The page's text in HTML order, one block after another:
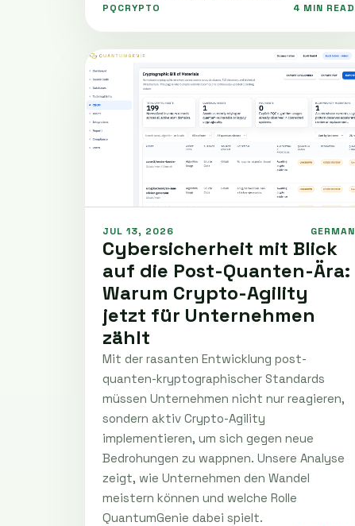
PQCRYPTO 4 MIN READ
JUL 13, 2026 GERMAN
Cybersicherheit mit Blick
auf die Post-Quanten-Ära:
Warum Crypto-Agility
jetzt für Unternehmen
zählt
Mit der rasanten Entwicklung post-
quanten-kryptographischer Standards
müssen Unternehmen nicht nur reagieren,
sondern aktiv Crypto-Agility
implementieren, um sich gegen neue
Bedrohungen zu wappnen. Unsere Analyse
zeigt, wie Unternehmen den Wandel
meistern können und welche Rolle
QuantumGenie dabei spielt.